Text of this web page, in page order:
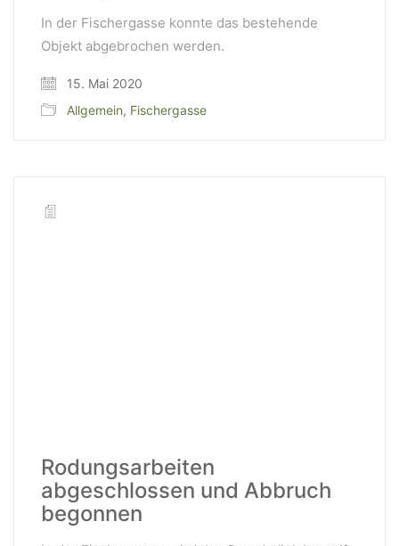
In der Fischergasse konnte das bestehende
Objekt abgebrochen werden.
15. Mai 2020
Allgemein, Fischergasse
Rodungsarbeiten
abgeschlossen und Abbruch
begonnen